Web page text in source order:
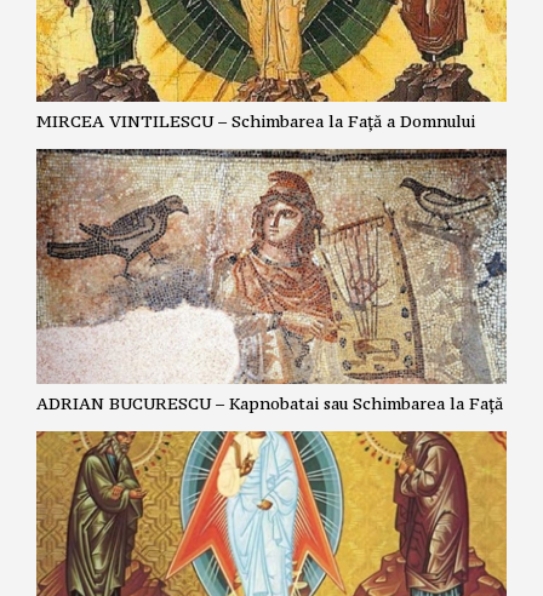
MIRCEA VINTILESCU – Schimbarea la Față a Domnului
ADRIAN BUCURESCU – Kapnobatai sau Schimbarea la Față